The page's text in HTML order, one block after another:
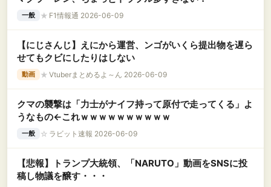
一般 ★ F1情報通 2026-06-09
【にじさんじ】えにから運営、ンゴがいくら提出物を遅ら
せてもクビにしたりはしない
動画 ★ Vtuberまとめるよ～ん 2026-06-09
クマの襲撃は「力士がナイフ持って原付で走ってくる」よ
うなもの←これｗｗｗｗｗｗｗｗｗｗ
一般 ☆ ラビット速報 2026-06-09
【悲報】トランプ大統領、「NARUTO」動画をSNSに投
稿し物議を醸す・・・